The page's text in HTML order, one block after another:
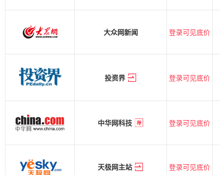
大众网新闻 登录可见底价
投资界 登录可见底价
中华网科技 登录可见底价
天极网主站 登录可见底价